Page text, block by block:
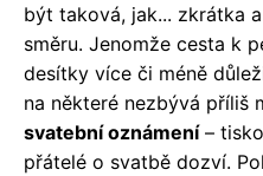
být taková, jak... zkrátka
směru. Jenomže cesta k
desítky více či méně
na některé nezbývá příliš
svatební oznámení–
přátelé o svatbě dozví.